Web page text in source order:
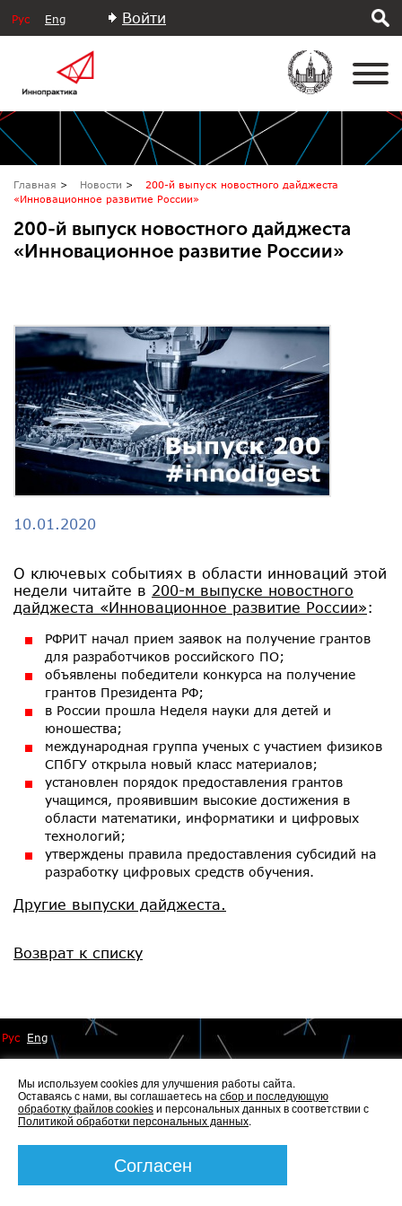
Рус Eng Войти
Главная Новости
200-й выпуск новостного дайджеста
«Инновационное развитие России»
200-й выпуск новостного дайджеста
«Инновационное развитие России»
10.01.2020
О ключевых событиях в области инноваций этой
недели читайте в 200-м выпуске новостного
дайджеста «Инновационное развитие России»:
РФРИТ начал прием заявок на получение грантов
для разработчиков российского ПО;
объявлены победители конкурса на получение
грантов Президента РФ;
в России прошла Неделя науки для детей и
юношества;
международная группа ученых с участием физиков
СПбГУ открыла новый класс материалов;
установлен порядок предоставления грантов
учащимся, проявившим высокие достижения в
области математики, информатики и цифровых
технологий;
утверждены правила предоставления субсидий на
разработку цифровых средств обучения.
Другие выпуски дайджеста.
Возврат к списку
Рус Eng
© 2014 - 2026 Иннопрактика
Политика по обработке и защите персональных данных
Политика по работе с файлами Cookies
Создание сайта —
Мы используем cookies для улучшения работы сайта.
Оставаясь с нами, вы соглашаетесь на сбор и последующую
обработку файлов cookiesи персональных данных в соответствии с
Политикой обработки персональных данных.
Согласен